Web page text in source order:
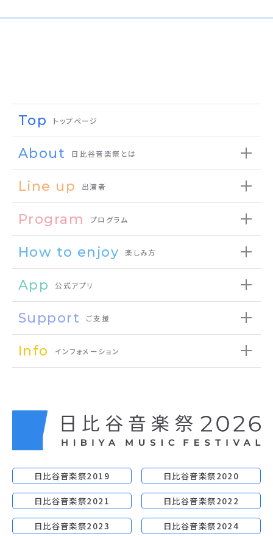
Top トップページ
About 日比谷音楽祭とは
Line up 出演者
Program プログラム
How to enjoy 楽しみ方
App 公式アプリ
Support ご支援
Info インフォメーション
日比谷音楽祭2019 日比谷音楽祭2020
日比谷音楽祭2021 日比谷音楽祭2022
日比谷音楽祭2023 日比谷音楽祭2024